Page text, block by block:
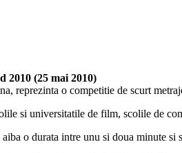
2010 (25 mai 2010)
reprezinta o competitie de scurt
si universitatile de film, scolile de
o durata intre unu si doua minute